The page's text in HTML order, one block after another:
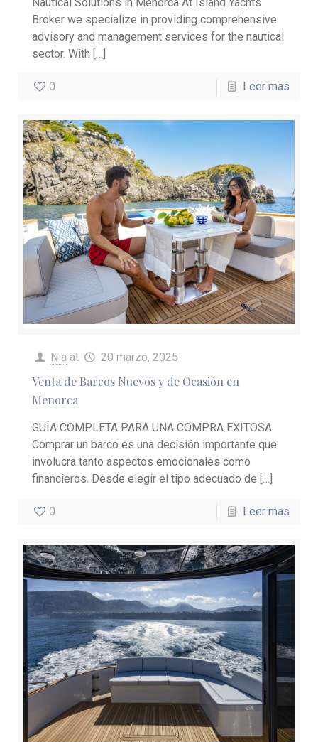
Nautical Solutions in Menorca At Island Yachts
Broker we specialize in providing comprehensive
advisory and management services for the nautical
sector. With […]
0 Leer mas
Nia at 20 marzo, 2025
Venta de Barcos Nuevos y de Ocasión en
Menorca
GUÍA COMPLETA PARA UNA COMPRA EXITOSA
Comprar un barco es una decisión importante que
involucra tanto aspectos emocionales como
financieros. Desde elegir el tipo adecuado de […]
0 Leer mas